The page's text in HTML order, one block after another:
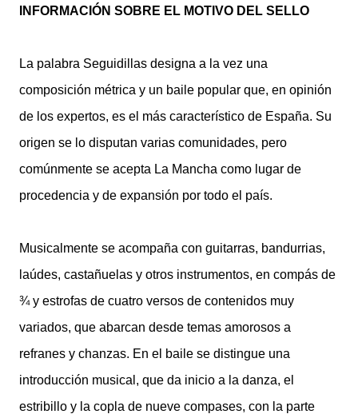
INFORMACIÓN SOBRE EL MOTIVO DEL SELLO
La palabra Seguidillas designa a la vez una
composición métrica y un baile popular que, en opinión
de los expertos, es el más característico de España. Su
origen se lo disputan varias comunidades, pero
comúnmente se acepta La Mancha como lugar de
procedencia y de expansión por todo el país.
Musicalmente se acompaña con guitarras, bandurrias,
laúdes, castañuelas y otros instrumentos, en compás de
¾ y estrofas de cuatro versos de contenidos muy
variados, que abarcan desde temas amorosos a
refranes y chanzas. En el baile se distingue una
introducción musical, que da inicio a la danza, el
estribillo y la copla de nueve compases, con la parte